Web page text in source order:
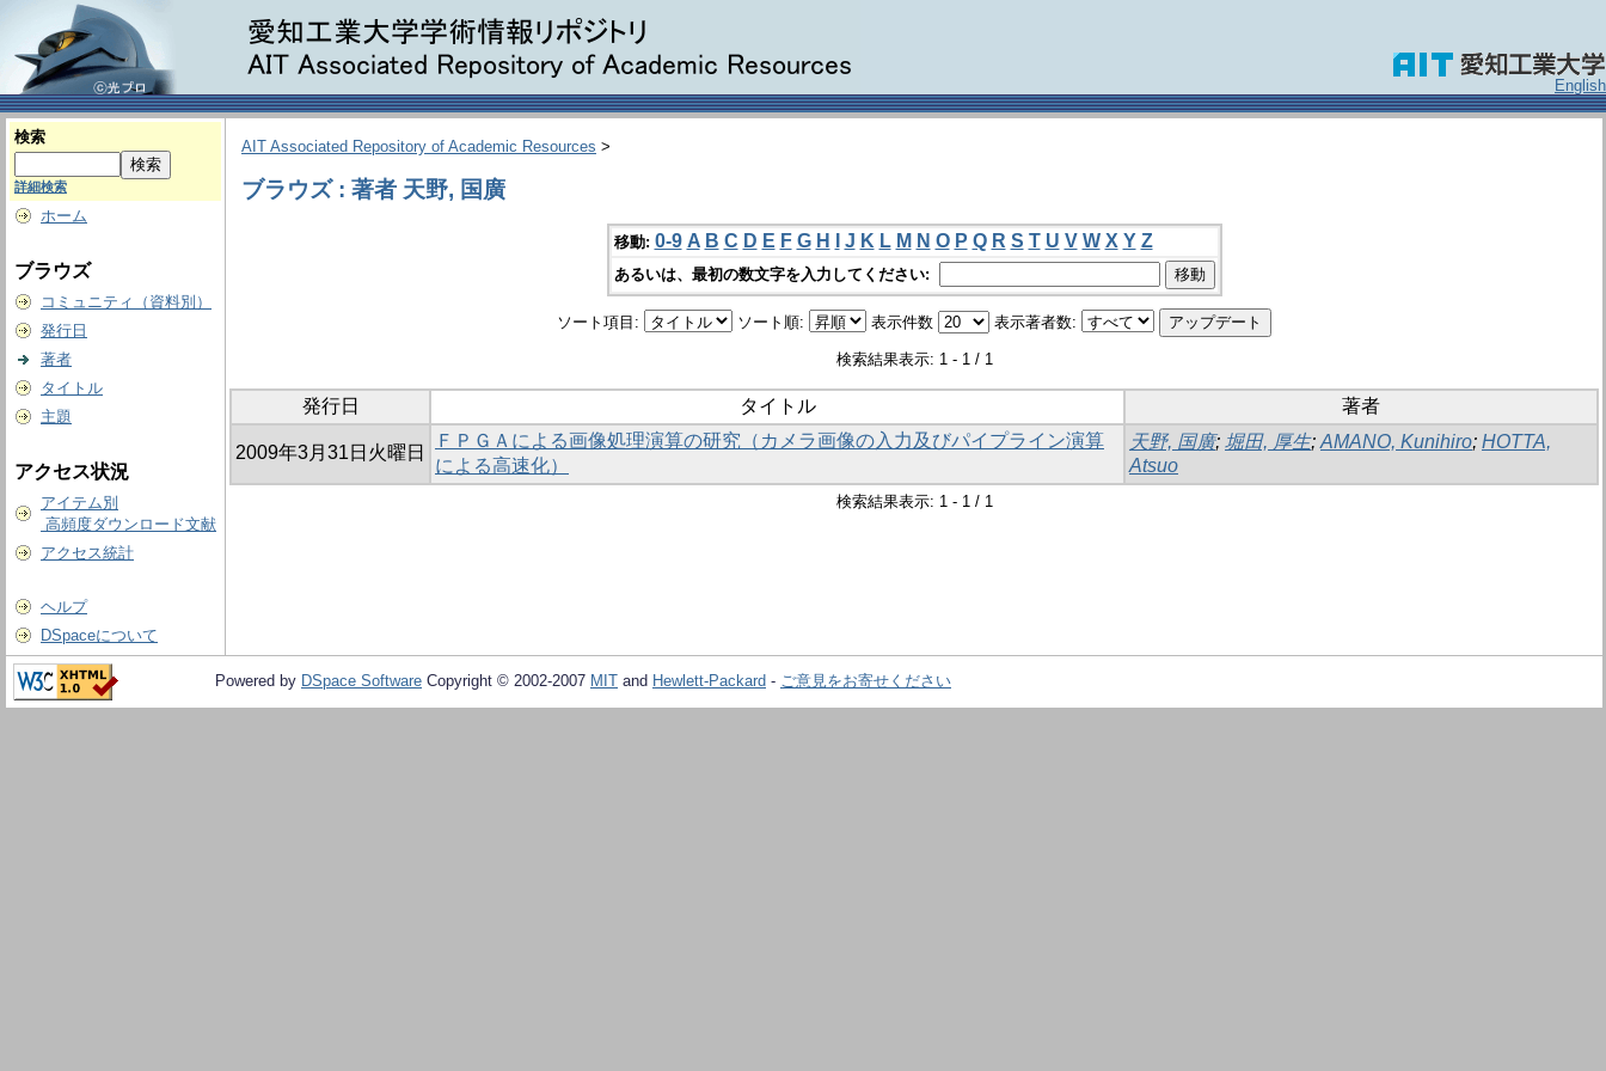
English
検索
詳細検索
ホーム
ブラウズ
コミュニティ（資料別）
発行日
著者
タイトル
主題
アクセス状況
アイテム別
高頻度ダウンロード文献
アクセス統計
ヘルプ
DSpaceについて
AIT Associated Repository of Academic Resources >
ブラウズ : 著者 天野, 国廣
移動: 0-9 A B C D E F G H J K L M N O P Q R S T U V W X Y Z
あるいは、最初の数文字を入力してください:
ソート項目: ソート順: 表示件数 表示著者数:
検索結果表示: 1 - 1 / 1
発行日 タイトル 著者
2009年3月31日火曜日
ＦＰＧＡによる画像処理演算の研究（カメラ画像の入力及びパイプライン演算
による高速化）
天野, 国廣; 堀田, 厚生; AMANO, Kunihiro; HOTTA,
Atsuo
検索結果表示: 1 - 1 / 1
Powered by DSpace Software Copyright © 2002-2007 MIT and Hewlett-Packard - ご意見をお寄せください